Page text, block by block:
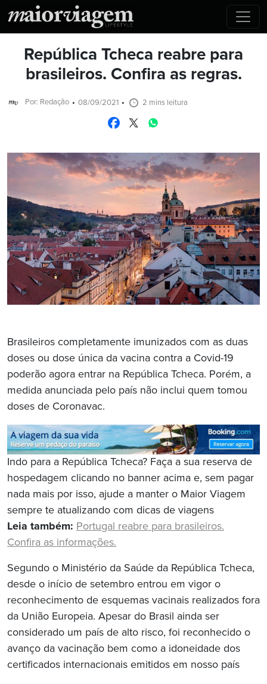
República Tcheca reabre para
brasileiros. Confira as regras.
Por: Redação 08/09/2021 2 mins leitura
Brasileiros completamente imunizados com as duas
doses ou dose única da vacina contra a Covid-19
poderão agora entrar na República Tcheca. Porém, a
medida anunciada pelo país não inclui quem tomou
doses de Coronavac.
Indo para a República Tcheca? Faça a sua reserva de
hospedagem clicando no banner acima e, sem pagar
nada mais por isso, ajude a manter o Maior Viagem
sempre te atualizando com dicas de viagens
Leia também: Portugal reabre para brasileiros.
Confira as informações.
Segundo o Ministério da Saúde da República Tcheca,
desde o início de setembro entrou em vigor o
reconhecimento de esquemas vacinais realizados fora
da União Europeia. Apesar do Brasil ainda ser
considerado um país de alto risco, foi reconhecido o
avanço da vacinação bem como a idoneidade dos
certificados internacionais emitidos em nosso país